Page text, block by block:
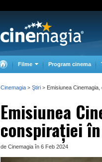
Filme Program cinema
Emisiunea
conspirației
de Cinemagia în 6 Feb 2024
Cinemagia > Ştiri > Emisiunea